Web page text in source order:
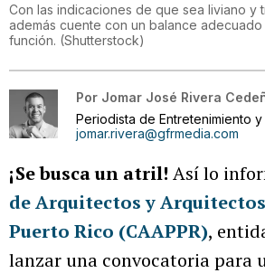
Con las indicaciones de que sea liviano y
además cuente con un balance
función. (Shutterstock)
Por Jomar José Rivera
Periodista de Entretenimiento
jomar.rivera@gfrmedia.com
¡Se busca un atril!Así lo
de Arquitectos y
Puerto Rico (CAAPPR),
lanzar una convocatoria para